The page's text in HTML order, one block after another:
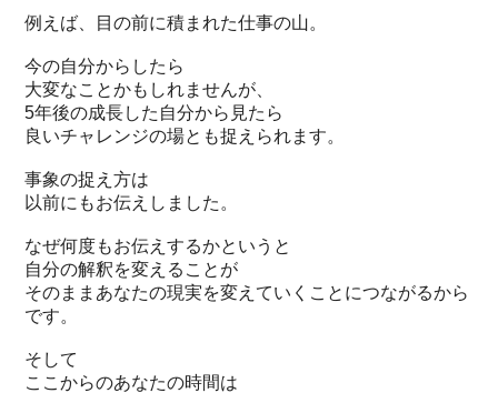
例えば、目の前に積まれた仕事の山。
今の自分からしたら
大変なことかもしれませんが、
5年後の成長した自分から見たら
良いチャレンジの場とも捉えられます。
事象の捉え方は
以前にもお伝えしました。
なぜ何度もお伝えするかというと
自分の解釈を変えることが
そのままあなたの現実を変えていくことにつながるから
です。
そして
ここからのあなたの時間は